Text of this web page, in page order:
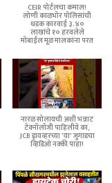
CEIR पोर्टलचा कमाल!
लोणी काळभोर पोलिसांची
धडक कारवाई ३.४०
लाखांचे १० हरवलेले
मोबाईल मूळ मालकांना परत
नारळ सोलायची अशी भन्नाट
टेक्नॉलॉजी पाहिलीये का,
JCB ड्रायव्हरच्या 'या' जुगाडचा
व्हिडिओ नक्की पाहा!